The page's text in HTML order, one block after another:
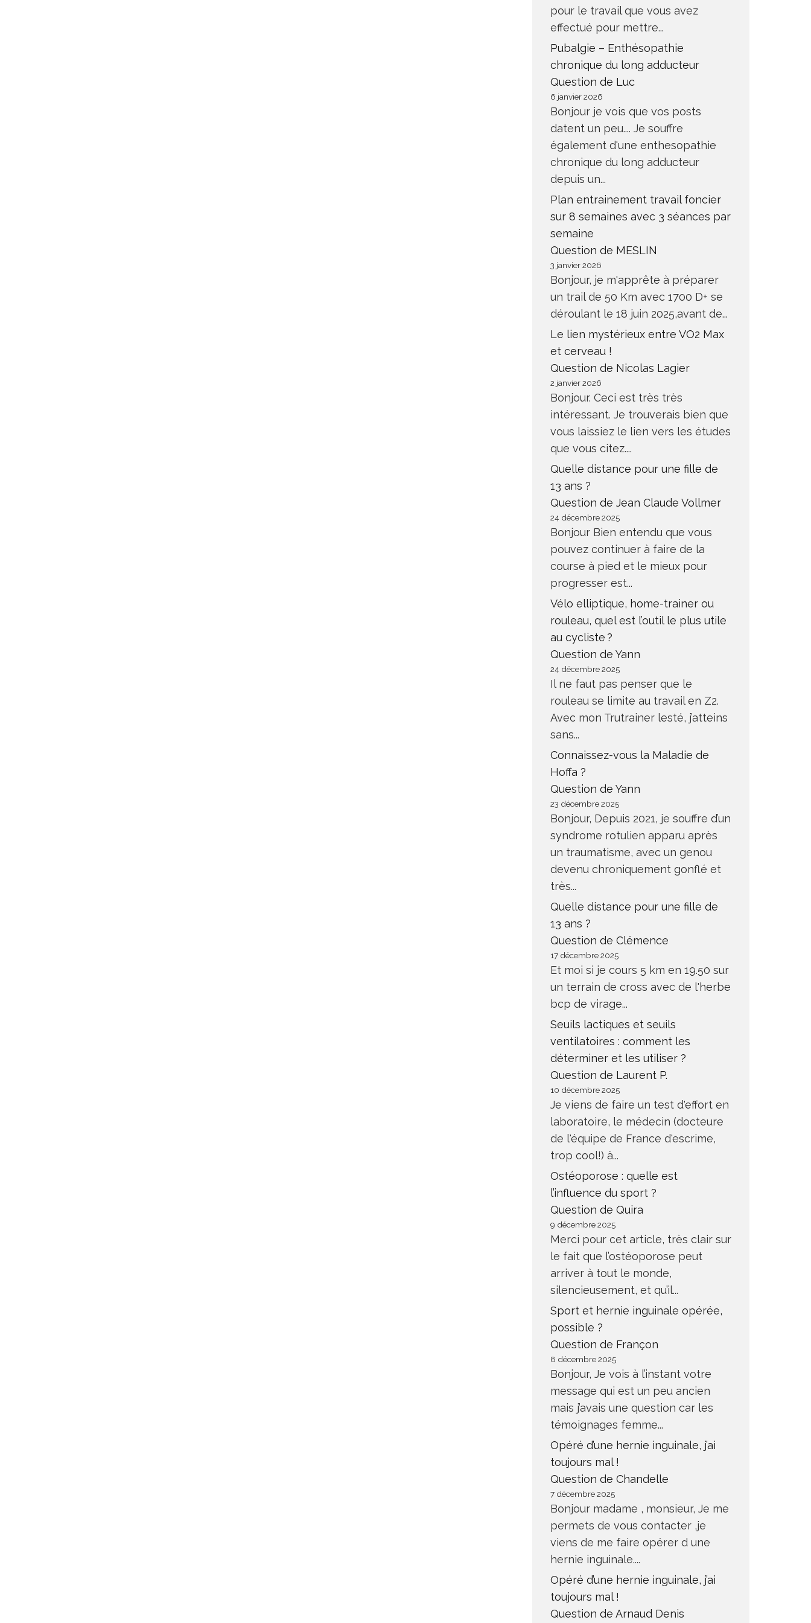
pour le travail que vous avez
effectué pour mettre...
Pubalgie – Enthésopathie
chronique du long adducteur
Question de Luc
6 janvier 2026
Bonjour je vois que vos posts
datent un peu.... Je souffre
également d'une enthesopathie
chronique du long adducteur
depuis un...
Plan entrainement travail foncier
sur 8 semaines avec 3 séances par
semaine
Question de MESLIN
3 janvier 2026
Bonjour, je m'apprête à préparer
un trail de 50 Km avec 1700 D+ se
déroulant le 18 juin 2025,avant de...
Le lien mystérieux entre VO2 Max
et cerveau !
Question de Nicolas Lagier
2 janvier 2026
Bonjour. Ceci est très très
intéressant. Je trouverais bien que
vous laissiez le lien vers les études
que vous citez....
Quelle distance pour une fille de
13 ans ?
Question de Jean Claude Vollmer
24 décembre 2025
Bonjour Bien entendu que vous
pouvez continuer à faire de la
course à pied et le mieux pour
progresser est...
Vélo elliptique, home-trainer ou
rouleau, quel est l’outil le plus utile
au cycliste ?
Question de Yann
24 décembre 2025
Il ne faut pas penser que le
rouleau se limite au travail en Z2.
Avec mon Trutrainer lesté, j’atteins
sans...
Connaissez-vous la Maladie de
Hoffa ?
Question de Yann
23 décembre 2025
Bonjour, Depuis 2021, je souffre d’un
syndrome rotulien apparu après
un traumatisme, avec un genou
devenu chroniquement gonflé et
très...
Quelle distance pour une fille de
13 ans ?
Question de Clémence
17 décembre 2025
Et moi si je cours 5 km en 19.50 sur
un terrain de cross avec de l'herbe
bcp de virage...
Seuils lactiques et seuils
ventilatoires : comment les
déterminer et les utiliser ?
Question de Laurent P.
10 décembre 2025
Je viens de faire un test d'effort en
laboratoire, le médecin (docteure
de l'équipe de France d'escrime,
trop cool!) à...
Ostéoporose : quelle est
l’influence du sport ?
Question de Quira
9 décembre 2025
Merci pour cet article, très clair sur
le fait que l’ostéoporose peut
arriver à tout le monde,
silencieusement, et qu’il...
Sport et hernie inguinale opérée,
possible ?
Question de Françon
8 décembre 2025
Bonjour, Je vois à l’instant votre
message qui est un peu ancien
mais j’avais une question car les
témoignages femme...
Opéré d’une hernie inguinale, j’ai
toujours mal !
Question de Chandelle
7 décembre 2025
Bonjour madame , monsieur, Je me
permets de vous contacter ,je
viens de me faire opérer d une
hernie inguinale....
Opéré d’une hernie inguinale, j’ai
toujours mal !
Question de Arnaud Denis